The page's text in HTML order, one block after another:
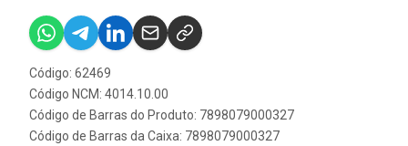
Código: 62469
Código NCM: 4014.10.00
Código de Barras do Produto: 7898079000327
Código de Barras da Caixa: 7898079000327